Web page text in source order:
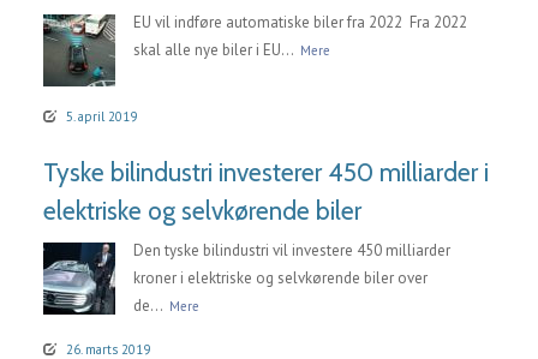
EU vil indføre automatiske biler fra 2022 Fra 2022
skal alle nye biler i EU... Mere
5. april 2019
Tyske bilindustri investerer 450 milliarder i
elektriske og selvkørende biler
Den tyske bilindustri vil investere 450 milliarder
kroner i elektriske og selvkørende biler over
de... Mere
26. marts 2019